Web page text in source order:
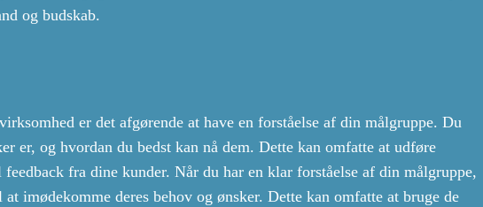
og budskab.
er det afgørende at have en forståelse af din målgruppe. Du
er, og hvordan du bedst kan nå dem. Dette kan omfatte at udføre
fra dine kunder. Når du har en klar forståelse af din målgruppe,
imødekomme deres behov og ønsker. Dette kan omfatte at bruge de